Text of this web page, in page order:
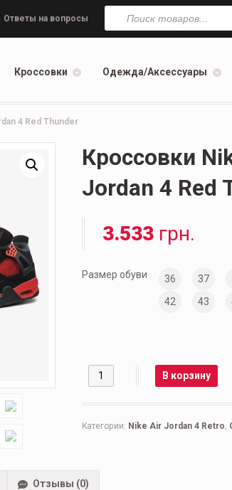
Ответы на вопросы
Поиск
товаров
Кроссовки Одежда/Аксессуары
4 Red Thunder
Кроссовки
Jordan 4 Red
3.533 грн.
Размер обуви 36 37
42
43
Количество В корзину
Категории: Nike Air Jordan 4 Retro
Отзывы (0)